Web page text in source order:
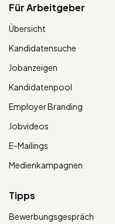
Für Arbeitgeber
Übersicht
Kandidatensuche
Jobanzeigen
Kandidatenpool
Employer Branding
Jobvideos
E-Mailings
Medienkampagnen
Tipps
Bewerbungsgespräch